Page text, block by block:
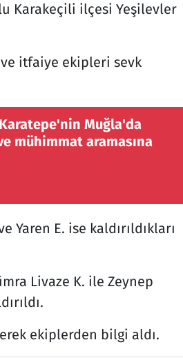
Karakeçili ilçesi Yeşilevler
itfaiye ekipleri sevk
Muğla'da
mühimmat aramasına
Yaren E. ise kaldırıldıkları
Livaze K. ile Zeynep
ekiplerden bilgi aldı.